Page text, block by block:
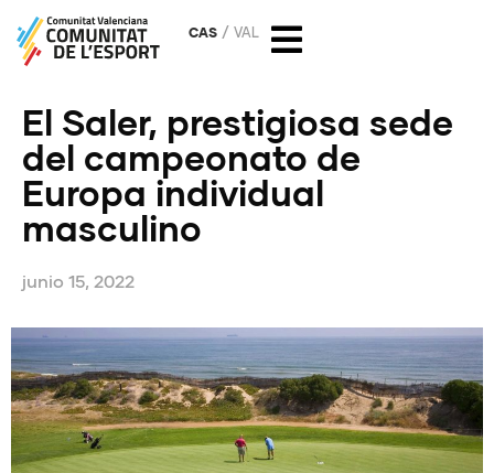
CAS VAL
El Saler, prestigiosa sede
del campeonato de
Europa individual
masculino
junio 15, 2022